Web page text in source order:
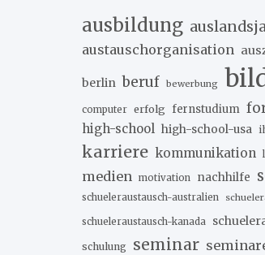
ausbildung
austauschorganisation
berlin beruf bewerbung
computer erfolg fernstudium
high-school high-school-usa
karriere kommunikation
medien motivation nachhilfe
schueleraustausch-australien
schueleraustausch-kanada
schulung seminar